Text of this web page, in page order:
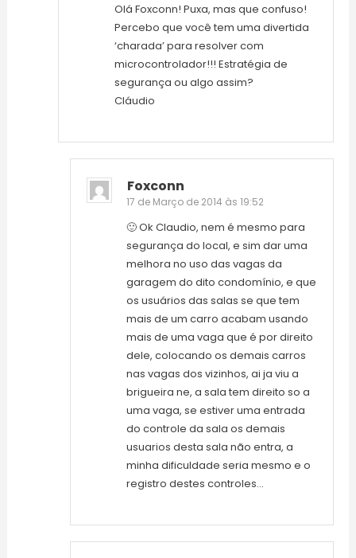
Olá Foxconn! Puxa, mas que confuso!
Percebo que você tem uma divertida
‘charada’ para resolver com
microcontrolador!!! Estratégia de
segurança ou algo assim?
Cláudio
Foxconn
17 de Março de 2014 às 19:52
🙂 Ok Claudio, nem é mesmo para
segurança do local, e sim dar uma
melhora no uso das vagas da
garagem do dito condomínio, e que
os usuários das salas se que tem
mais de um carro acabam usando
mais de uma vaga que é por direito
dele, colocando os demais carros
nas vagas dos vizinhos, ai ja viu a
brigueira ne, a sala tem direito so a
uma vaga, se estiver uma entrada
do controle da sala os demais
usuarios desta sala não entra, a
minha dificuldade seria mesmo e o
registro destes controles…